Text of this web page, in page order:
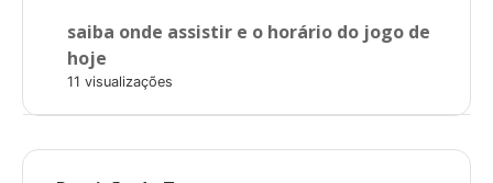
saiba onde assistir e o horário do jogo de
hoje
11 visualizações